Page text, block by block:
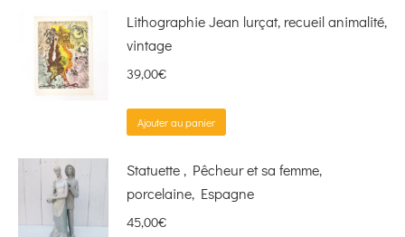
Lithographie Jean lurçat, recueil animalité,
vintage
39,00€
Ajouter au panier
Statuette , Pêcheur et sa femme,
porcelaine, Espagne
45,00€